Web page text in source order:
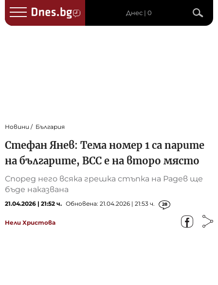
Днес | 0
Новини България
Стефан Янев: Тема номер 1 са парите
на българите, ВСС е на второ място
Според него всяка грешка стъпка на Радев ще
бъде наказвана
21.04.2026 | 21:52 ч. Обновена: 21.04.2026 | 21:53 ч. 28
Нели Христова